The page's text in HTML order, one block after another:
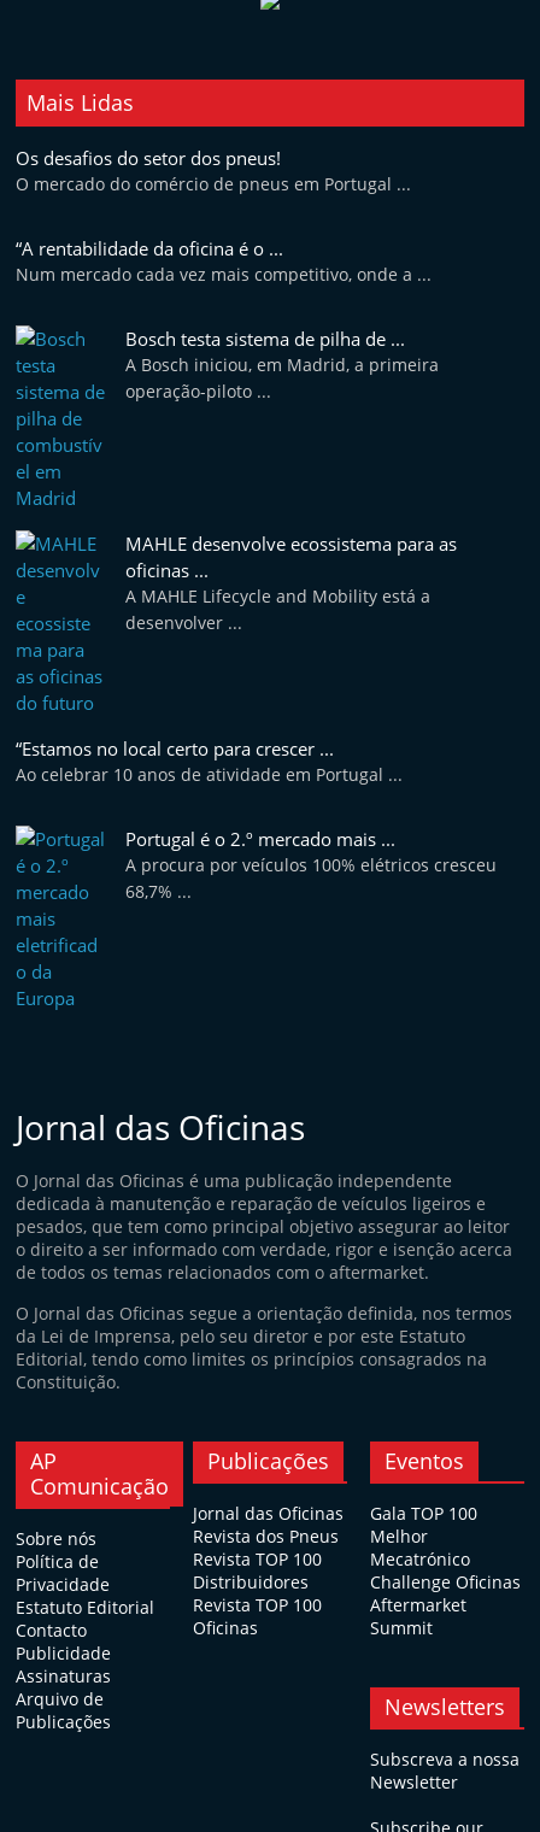
Mais Lidas
Os desafios do setor dos pneus!
O mercado do comércio de pneus em Portugal ...
“A rentabilidade da oficina é o ...
Num mercado cada vez mais competitivo, onde a ...
Bosch testa sistema de pilha de ...
A Bosch iniciou, em Madrid, a primeira
operação-piloto ...
MAHLE desenvolve ecossistema para as
oficinas ...
A MAHLE Lifecycle and Mobility está a
desenvolver ...
“Estamos no local certo para crescer ...
Ao celebrar 10 anos de atividade em Portugal ...
Portugal é o 2.º mercado mais ...
A procura por veículos 100% elétricos cresceu
68,7% ...
Jornal das Oficinas
O Jornal das Oficinas é uma publicação independente
dedicada à manutenção e reparação de veículos ligeiros e
pesados, que tem como principal objetivo assegurar ao leitor
o direito a ser informado com verdade, rigor e isenção acerca
de todos os temas relacionados com o aftermarket.
O Jornal das Oficinas segue a orientação definida, nos termos
da Lei de Imprensa, pelo seu diretor e por este Estatuto
Editorial, tendo como limites os princípios consagrados na
Constituição.
AP
Comunicação
Sobre nós
Política de
Privacidade
Estatuto Editorial
Contacto
Publicidade
Assinaturas
Arquivo de
Publicações
Publicações
Jornal das Oficinas
Revista dos Pneus
Revista TOP 100
Distribuidores
Revista TOP 100
Oficinas
Eventos
Gala TOP 100
Melhor
Mecatrónico
Challenge Oficinas
Aftermarket
Summit
Newsletters
Subscreva a nossa
Newsletter